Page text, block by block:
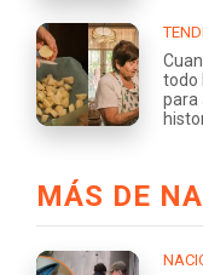
todo
para
MÁS DE